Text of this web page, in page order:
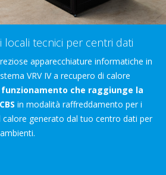
locali tecnici per centri dati
apparecchiature informatiche in
VRV IV a recupero di calore
funzionamento che raggiunge la
in modalità raffreddamento per i
calore generato dal tuo centro dati per